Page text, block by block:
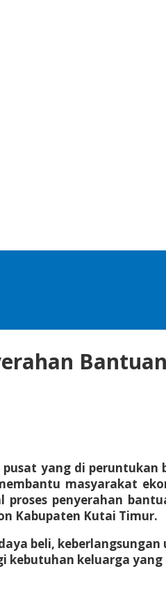
yang di peruntukan
masyarakat
penyerahan
Kabupaten Kutai Timur.
beli, keberlangsungan
keluarga